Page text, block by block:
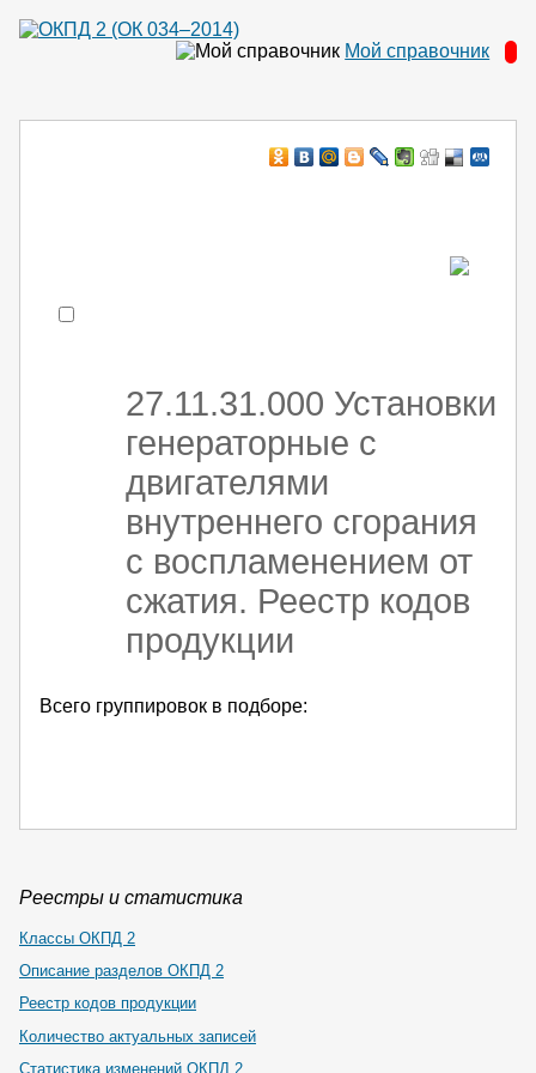
Мой справочник
27.11.31.000 Установки
генераторные с
двигателями
внутреннего сгорания
с воспламенением от
сжатия. Реестр кодов
продукции
Всего группировок в подборе:
Реестры и статистика
Классы ОКПД 2
Описание разделов ОКПД 2
Реестр кодов продукции
Количество актуальных записей
Статистика изменений ОКПД 2